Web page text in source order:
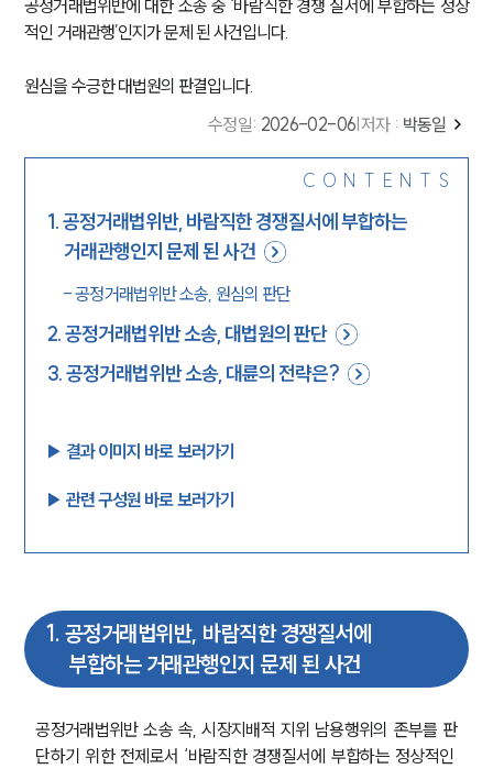
공정거래법위반에 대한 소송 중 ‘바람직한 경쟁 질서에 부합하는 정상
적인 거래관행’인지가 문제 된 사건입니다.
원심을 수긍한 대법원의 판결입니다.
수정일: 2026-02-06 저자 : 박동일
CONTENTS
1.공정거래법위반, 바람직한 경쟁질서에 부합하는
거래관행인지 문제 된 사건
-공정거래법위반 소송, 원심의 판단
2.공정거래법위반 소송, 대법원의 판단
3.공정거래법위반 소송, 대륜의 전략은?
▶︎ 결과 이미지 바로 보러가기
▶︎ 관련 구성원 바로 보러가기
1. 공정거래법위반, 바람직한 경쟁질서에
부합하는 거래관행인지 문제 된 사건
공정거래법위반 소송 속, 시장지배적 지위 남용행위의 존부를 판
단하기 위한 전제로서 ‘바람직한 경쟁질서에 부합하는 정상적인